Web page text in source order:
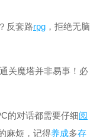
反套路rpg ，拒绝无脑
关魔塔并非易事！必
的对话都需要仔细阅
麻烦，记得养成多存